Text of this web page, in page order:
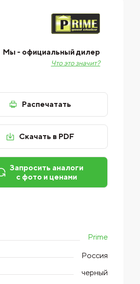
Мы - официальный дилер
Что это значит?
Распечатать
Скачать в PDF
Запросить аналоги
с фото и ценами
Prime
Россия
черный